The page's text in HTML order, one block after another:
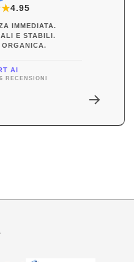
★
★4.95
IMMEDIATA.
E STABILI.
ORGANICA.
AI
RECENSIONI